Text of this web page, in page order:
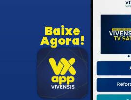
Baixe
Agora!